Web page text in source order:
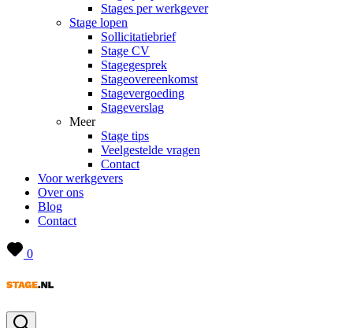
Stages per werkgever
Stage lopen
Sollicitatiebrief
Stage CV
Stagegesprek
Stageovereenkomst
Stagevergoeding
Stageverslag
Meer
Stage tips
Veelgestelde vragen
Contact
Voor werkgevers
Over ons
Blog
Contact
0